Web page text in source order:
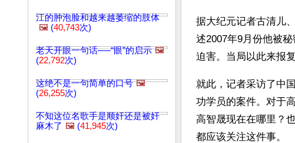
江的肿泡脸和越来越萎缩的肢体
🖼️ (40,743次)
老天开眼一句话──“眼”的启示 🖼️
(22,792次)
这绝不是一句简单的口号 🖼️
(26,255次)
不知这位名歌手是顺奸还是被奸
麻木了 🖼️ (41,945次)
据大纪元记者古清儿
述2007年9月份他被
迫害。当局以此来报
就此，记者采访了中
功学员的案件。对于
高智晟现在在哪里？
都应该关注这件事。